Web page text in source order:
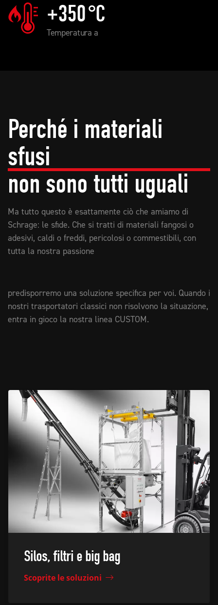
+350°C
Temperatura a
Perché i materiali
sfusi
non sono tutti uguali
Ma tutto questo è esattamente ciò che amiamo di
Schrage: le sfide. Che si tratti di materiali fangosi o
adesivi, caldi o freddi, pericolosi o commestibili, con
tutta la nostra passione
predisporremo una soluzione specifica per voi. Quando i
nostri trasportatori classici non risolvono la situazione,
entra in gioco la nostra linea CUSTOM.
Silos, filtri e big bag
Scoprite le soluzioni